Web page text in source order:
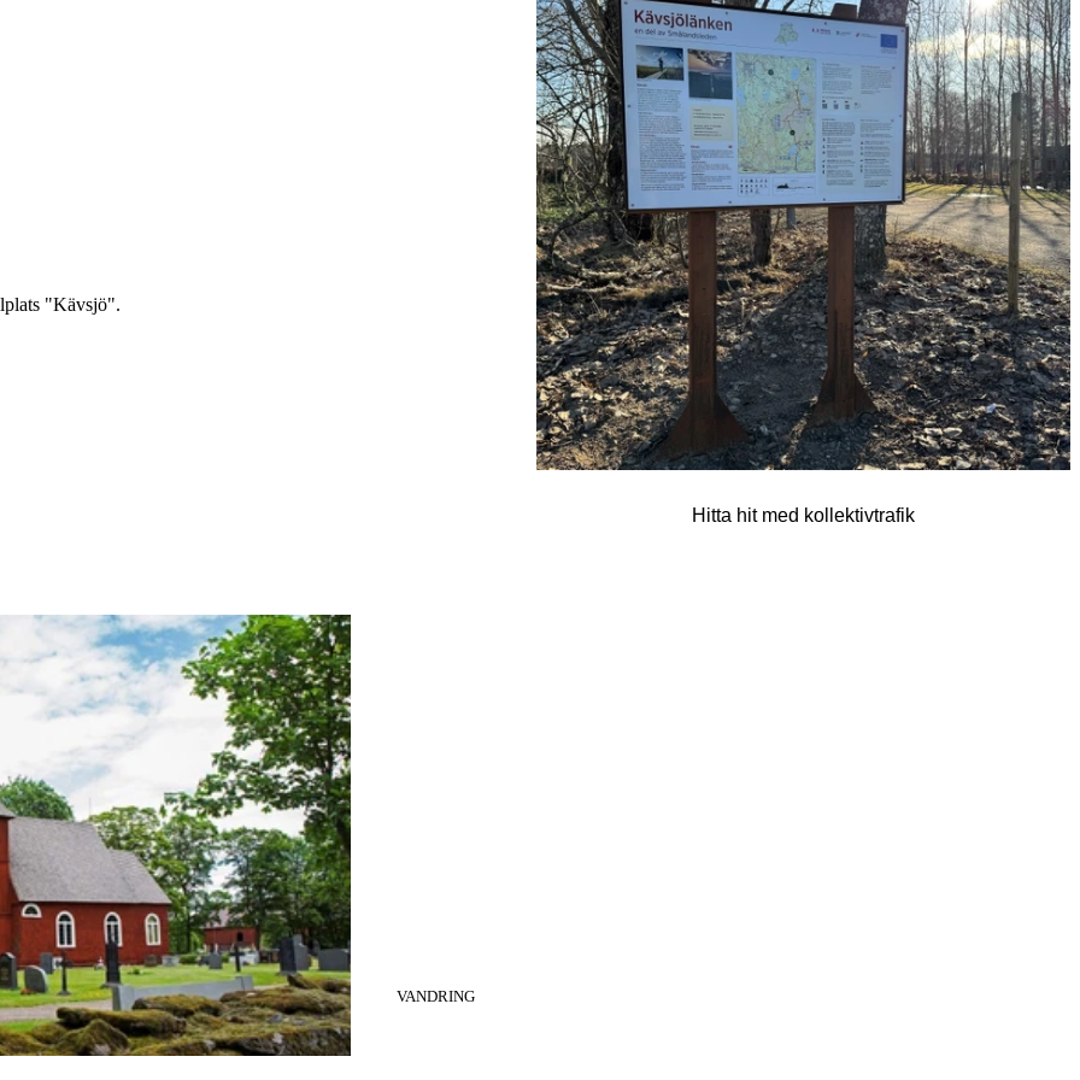
"Kävsjö".
KATEGORI:
VANDRING
Hitta hit med kollektivtrafik